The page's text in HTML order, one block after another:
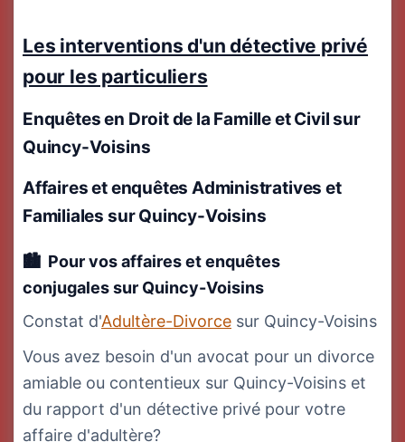
Les interventions d'un détective privé
pour les particuliers
Enquêtes en Droit de la Famille et Civilsur
Quincy-Voisins
Affaires et enquêtes Administratives et
Familiales sur Quincy-Voisins
Pour vos affaires et enquêtes
conjugalessur Quincy-Voisins
Constat d'Adultère-Divorce sur Quincy-Voisins
Vous avez besoin d'un avocat pour un divorce
amiable ou contentieux sur Quincy-Voisins et
du rapport d'un détective privé pour votre
affaire d'adultère?